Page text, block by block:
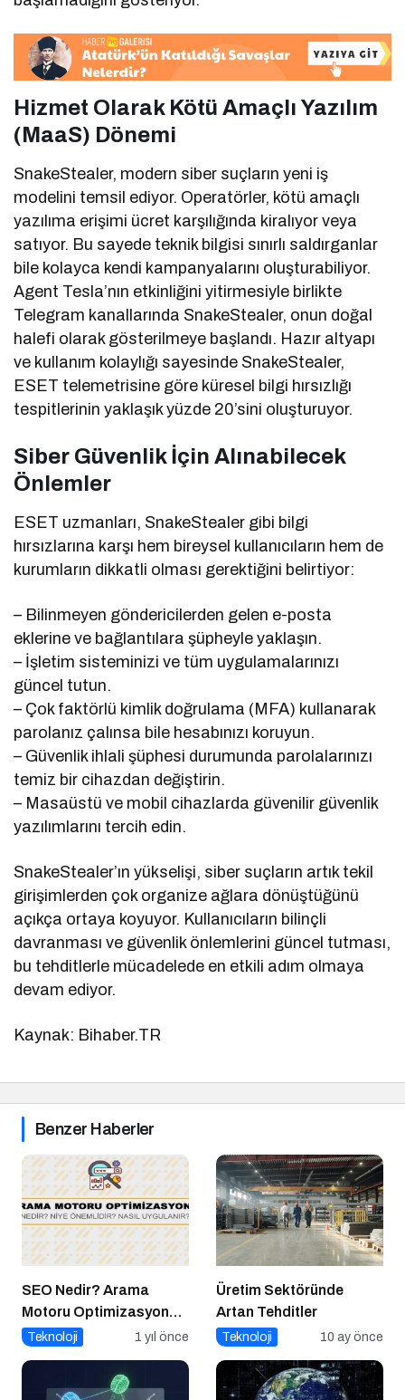
Hizmet Olarak Kötü Amaçlı Yazılım
(MaaS) Dönemi
SnakeStealer, modern siber suçların yeni iş
modelini temsil ediyor. Operatörler, kötü amaçlı
yazılıma erişimi ücret karşılığında kiralıyor veya
satıyor. Bu sayede teknik bilgisi sınırlı saldırganlar
bile kolayca kendi kampanyalarını oluşturabiliyor.
Agent Tesla’nın etkinliğini yitirmesiyle birlikte
Telegram kanallarında SnakeStealer, onun doğal
halefi olarak gösterilmeye başlandı. Hazır altyapı
ve kullanım kolaylığı sayesinde SnakeStealer,
ESET telemetrisine göre küresel bilgi hırsızlığı
tespitlerinin yaklaşık yüzde 20’sini oluşturuyor.
Siber Güvenlik İçin Alınabilecek
Önlemler
ESET uzmanları, SnakeStealer gibi bilgi
hırsızlarına karşı hem bireysel kullanıcıların hem de
kurumların dikkatli olması gerektiğini belirtiyor:
– Bilinmeyen göndericilerden gelen e-posta
eklerine ve bağlantılara şüpheyle yaklaşın.
– İşletim sisteminizi ve tüm uygulamalarınızı
güncel tutun.
– Çok faktörlü kimlik doğrulama (MFA) kullanarak
parolanız çalınsa bile hesabınızı koruyun.
– Güvenlik ihlali şüphesi durumunda parolalarınızı
temiz bir cihazdan değiştirin.
– Masaüstü ve mobil cihazlarda güvenilir güvenlik
yazılımlarını tercih edin.
SnakeStealer’ın yükselişi, siber suçların artık tekil
girişimlerden çok organize ağlara dönüştüğünü
açıkça ortaya koyuyor. Kullanıcıların bilinçli
davranması ve güvenlik önlemlerini güncel tutması,
bu tehditlerle mücadelede en etkili adım olmaya
devam ediyor.
Kaynak: Bihaber.TR
Benzer Haberler
SEO Nedir? Arama
Motoru Optimizasyonu
Nasıl Yapılır?
Teknoloji 1 yıl önce
Üretim Sektöründe
Artan Tehditler
Teknoloji 10 ay önce